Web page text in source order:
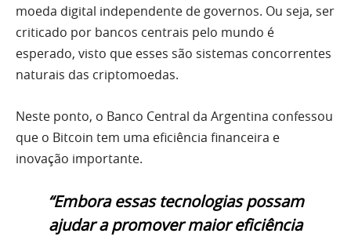
moeda digital independente de governos. Ou seja, ser
criticado por bancos centrais pelo mundo é
esperado, visto que esses são sistemas concorrentes
naturais das criptomoedas.
Neste ponto, o Banco Central da Argentina confessou
que o Bitcoin tem uma eficiência financeira e
inovação importante.
“Embora essas tecnologias possam
ajudar a promover maior eficiência